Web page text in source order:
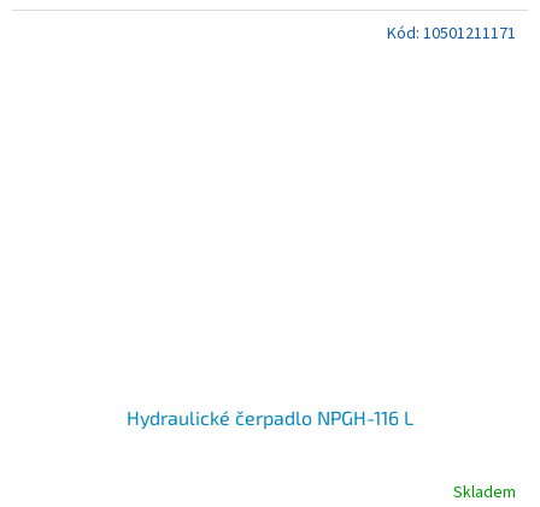
Hydraulické čerpadlo NPGH-116 L
Skladem
Kód: 10501211171